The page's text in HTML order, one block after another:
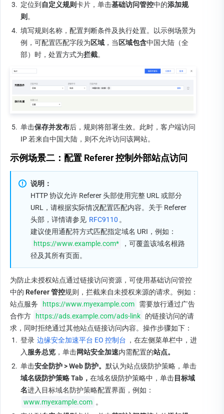
3. 定位到 自定义规则卡片，单击基础访问管控中的添加规
则 。
4. 填写规则名称，配置判断条件及执行处置。以示例场景为
例，可配置匹配字段为区域 ，当 区域包含中国大陆（全
部）时，处置方式为拦截。
5. 单击保存并发布后，规则将部署生效。此时，客户端访问
IP 若来自中国大陆，则不允许访问该网站。
示例场景二：配置 Referer 控制外部站点访问
说明：
HTTP 协议允许 Referer 头部使用完整 URL 或部分
URL，请根据实际情况配置匹配内容。关于 Referer
头部，详情请参见 RFC9110 。
建议使用通配符方式匹配指定域名 URI，例如：
https://www.example.com*
，可覆盖该域名根路
径及其所有页面。
为防止未授权站点通过链接访问资源，可使用基础访问管控
中的 Referer 管控规则，拦截来自未授权来源的请求。例如：
站点服务
https://www.myexample.com
需要放行通过广告
合作方
https://ads.example.com/ads-link
的链接访问的请
求，同时拒绝通过其他站点链接访问内容。操作步骤如下：
1. 登录 边缘安全加速平台 EO 控制台 ，在左侧菜单栏中 ， 进
入 服务总览 ，单击网站安全加速内需配置的站点。
2. 单击安全防护 >Web 防护。 默认为站点级防护策略，单击
域名级防护策略 Tab ， 在域名级防护策略中，单击目标域
名进入目标域名防护策略配置界面，例如：
www.myexample.com 。